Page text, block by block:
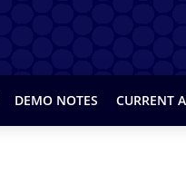
DEMO NOTES CURRENT